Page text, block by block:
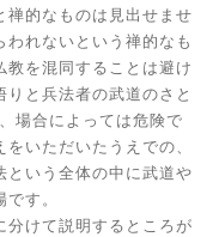
禅的なものは見出せませ
れないという禅的なも
を混同することは避け
と兵法者の武道のさと
場合によっては危険で
いただいたうえでの、
という全体の中に武道や
す。
分けて説明するところが